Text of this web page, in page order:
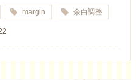
margin 余白調整